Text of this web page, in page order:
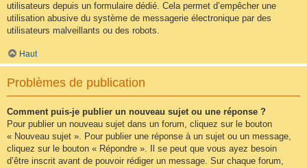
utilisateurs depuis un formulaire dédié. Cela permet d’empêcher une
utilisation abusive du système de messagerie électronique par des
utilisateurs malveillants ou des robots.
Haut
Problèmes de publication
Comment puis-je publier un nouveau sujet ou une réponse ?
Pour publier un nouveau sujet dans un forum, cliquez sur le bouton
« Nouveau sujet ». Pour publier une réponse à un sujet ou un message,
cliquez sur le bouton « Répondre ». Il se peut que vous ayez besoin
d’être inscrit avant de pouvoir rédiger un message. Sur chaque forum,